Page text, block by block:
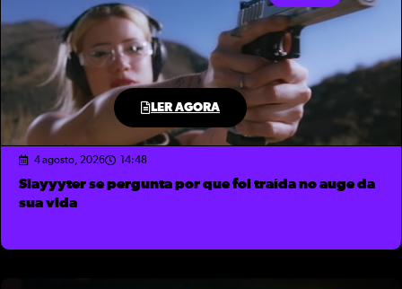
LER AGORA
4 agosto, 2026 14:48
Slayyyter se pergunta por que foi traída no auge da
sua vida